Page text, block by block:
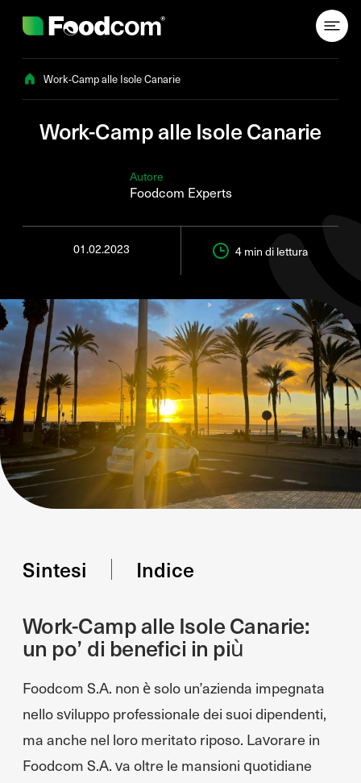
Work-Camp alle Isole Canarie
Work-Camp alle Isole Canarie
Autore
Foodcom Experts
01.02.2023 4 min di lettura
Sintesi Indice
Work-Camp alle Isole Canarie:
un po’ di benefici in più
Foodcom S.A. non è solo un’azienda impegnata
nello sviluppo professionale dei suoi dipendenti,
ma anche nel loro meritato riposo. Lavorare in
Foodcom S.A. va oltre le mansioni quotidiane